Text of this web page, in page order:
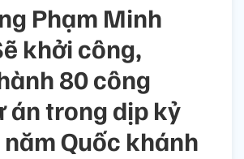
Phạm Minh
khởi công,
80 công
án trong dịp kỷ
Quốc khánh